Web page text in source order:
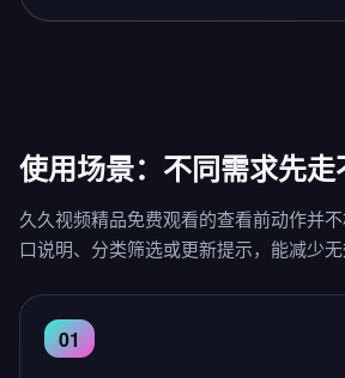
使用场景：不同需求先
久久视频精品免费观看的查看前动作并
口说明、分类筛选或更新提示，能减少无